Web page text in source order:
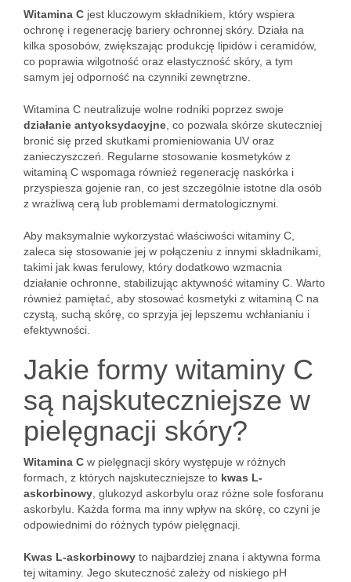
Witamina C jest kluczowym składnikiem, który wspiera
ochronę i regenerację bariery ochronnej skóry. Działa na
kilka sposobów, zwiększając produkcję lipidów i ceramidów,
co poprawia wilgotność oraz elastyczność skóry, a tym
samym jej odporność na czynniki zewnętrzne.
Witamina C neutralizuje wolne rodniki poprzez swoje
działanie antyoksydacyjne , co pozwala skórze skuteczniej
bronić się przed skutkami promieniowania UV oraz
zanieczyszczeń. Regularne stosowanie kosmetyków z
witaminą C wspomaga również regenerację naskórka i
przyspiesza gojenie ran, co jest szczególnie istotne dla osób
z wrażliwą cerą lub problemami dermatologicznymi.
Aby maksymalnie wykorzystać właściwości witaminy C,
zaleca się stosowanie jej w połączeniu z innymi składnikami,
takimi jak kwas ferulowy, który dodatkowo wzmacnia
działanie ochronne, stabilizując aktywność witaminy C. Warto
również pamiętać, aby stosować kosmetyki z witaminą C na
czystą, suchą skórę, co sprzyja jej lepszemu wchłanianiu i
efektywności.
Jakie formy witaminy C
są najskuteczniejsze w
pielęgnacji skóry?
Witamina C w pielęgnacji skóry występuje w różnych
formach, z których najskuteczniejsze to kwas L-
askorbinowy , glukozyd askorbylu oraz różne sole fosforanu
askorbylu. Każda forma ma inny wpływ na skórę, co czyni je
odpowiednimi do różnych typów pielęgnacji.
Kwas L-askorbinowy to najbardziej znana i aktywna forma
tej witaminy. Jego skuteczność zależy od niskiego pH